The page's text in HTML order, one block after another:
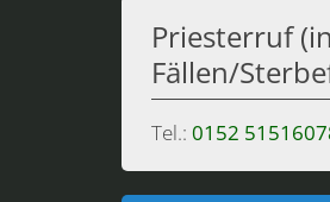
Priesterruf
Fällen/
Tel.: 0152